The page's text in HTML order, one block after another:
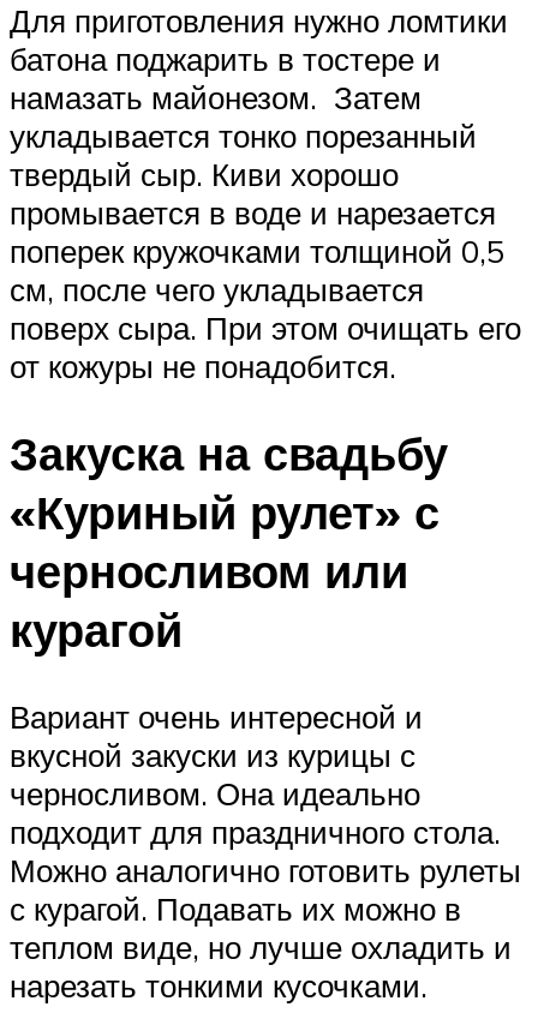
Для приготовления нужно ломтики
батона поджарить в тостере и
намазать майонезом. Затем
укладывается тонко порезанный
твердый сыр. Киви хорошо
промывается в воде и нарезается
поперек кружочками толщиной 0,5
см, после чего укладывается
поверх сыра. При этом очищать его
от кожуры не понадобится.
Закуска на свадьбу
«Куриный рулет» с
черносливом или
курагой
Вариант очень интересной и
вкусной закуски из курицы с
черносливом. Она идеально
подходит для праздничного стола.
Можно аналогично готовить рулеты
с курагой. Подавать их можно в
теплом виде, но лучше охладить и
нарезать тонкими кусочками.